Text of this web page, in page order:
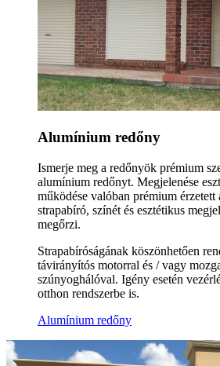
Alumínium redőny
Ismerje meg a redőnyök prémium
alumínium redőnyt. Megjelenése
működése valóban prémium
strapabíró, színét és esztétikus
megőrzi.
Strapabíróságának köszönhetően
távirányítós motorral és / vagy
szúnyoghálóval. Igény esetén
otthon rendszerbe is.
Alumínium redőny